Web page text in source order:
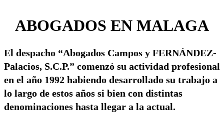
ABOGADOS EN MALAGA
El despacho “Abogados Campos y FERNÁNDEZ-
Palacios, S.C.P.” comenzó su actividad profesional
en el año 1992 habiendo desarrollado su trabajo a
lo largo de estos años si bien con distintas
denominaciones hasta llegar a la actual.